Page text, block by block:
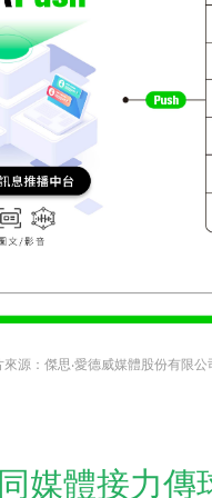
源：傑思‧愛德威媒體股份有限公
媒體接力傳